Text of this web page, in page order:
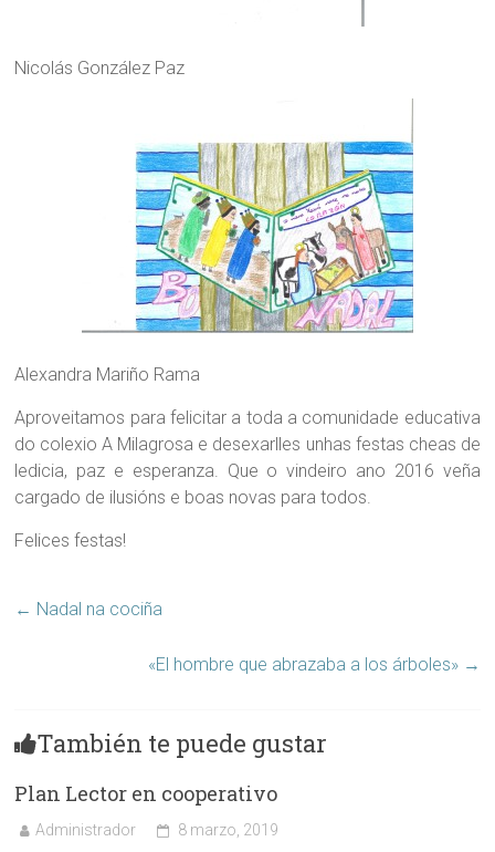
Nicolás González Paz
Alexandra Mariño Rama
Aproveitamos para felicitar a toda a comunidade educativa
do colexio A Milagrosa e desexarlles unhas festas cheas de
ledicia, paz e esperanza. Que o vindeiro ano 2016 veña
cargado de ilusións e boas novas para todos.
Felices festas!
← Nadal na cociña
«El hombre que abrazaba a los árboles» →
También te puede gustar
Plan Lector en cooperativo
Administrador 8 marzo, 2019